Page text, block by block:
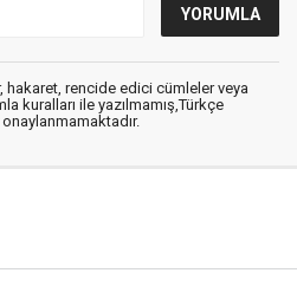
hakaret, rencide edici cümleler veya
kuralları ile yazılmamış,Türkçe